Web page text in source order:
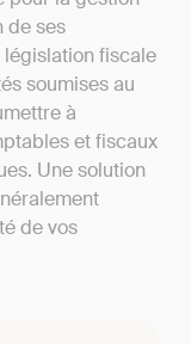
de ses
fiscale
soumises au
à
et fiscaux
Une solution
de vos